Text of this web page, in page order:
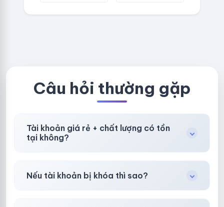
LIVE ADS - VER
COM - CLONE
Câu hỏi thường gặp
Tài khoản giá rẻ + chất lượng có tồn
tại không?
ưu tiên chất lượng, bảo hành hơn là giá rẻ nhất.
Nếu tài khoản bị khóa thì sao?